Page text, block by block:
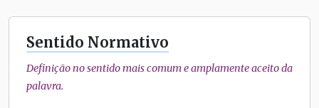
Sentido Normativo
Definição no sentido mais comum e amplamente aceito da
palavra.